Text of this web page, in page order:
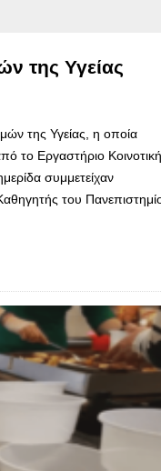
της Υγείας
της Υγείας, η οποία
το Εργαστήριο
συμμετείχαν
του